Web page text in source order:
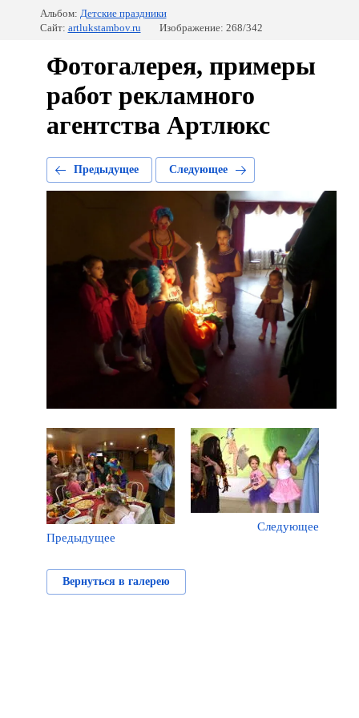
Альбом: Детские праздники
Сайт: artlukstambov.ru Изображение: 268/342
Фотогалерея, примеры
работ рекламного
агентства Артлюкс
Предыдущее Следующее
Предыдущее
Следующее
Вернуться в галерею